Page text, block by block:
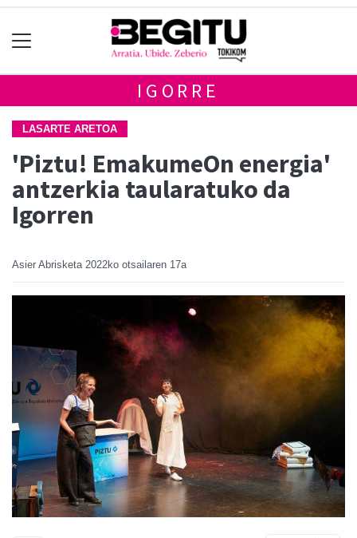
IGORRE
LASARTE ARETOA
'Piztu! EmakumeOn energia'
antzerkia taularatuko da
Igorren
Asier Abrisketa 2022ko otsailaren 17a